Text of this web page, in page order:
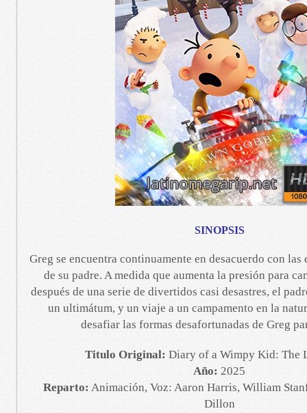
SINOPSIS
Greg se encuentra continuamente en desacuerdo con las
de su padre. A medida que aumenta la presión para
después de una serie de divertidos casi desastres, el
un ultimátum, y un viaje a un campamento en la
desafiar las formas desafortunadas de Greg
Titulo Original: Diary of a Wimpy Kid: The
Año: 2025
Reparto: Animación, Voz: Aaron Harris, William
Dillon